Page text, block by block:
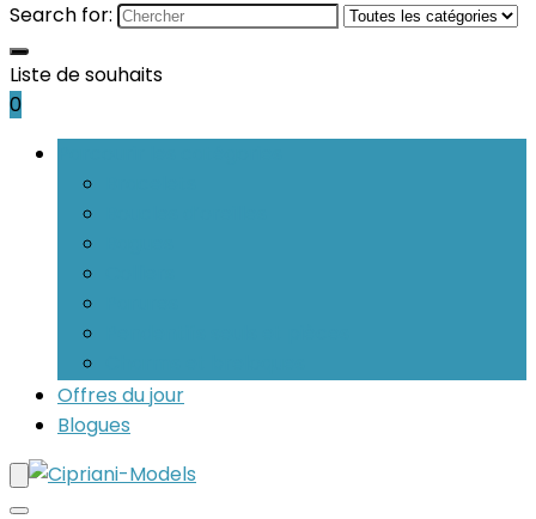
Search for:
Liste de souhaits
0
Offres du jour
Blogues